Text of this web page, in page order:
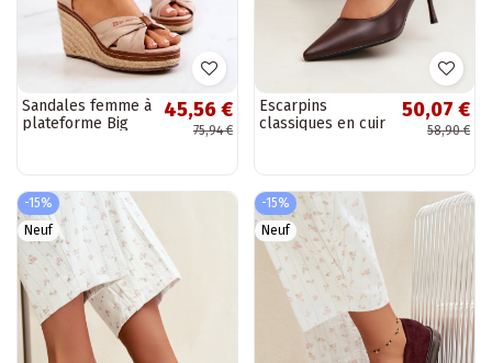
Sandales femme à
plateforme Big
45,56 €
75,94 €
Escarpins
classiques en cuir
50,07 €
58,90 €
-15%
Neuf
-15%
Neuf